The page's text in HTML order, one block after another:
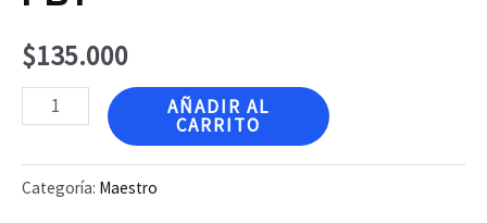
$135.000
Muslera
Maestro
Cuero
AÑADIR AL
CARRITO
Categoría: Maestro